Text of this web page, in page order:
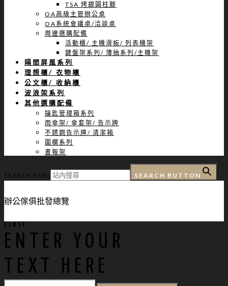
TSA 烤銀圓柱腳
OA高級主管辦公桌
OA系統會議桌/洽談桌
周邊選購配備
活動櫃/ 主機滑板/ 列表機架
鍵盤架系列/ 薄抽系列/主機架
隔間屏風系列
理想櫃/ 衣物櫃
公文櫃/ 收納櫃
波浪架系列
其他選購配備
鑰匙管理箱系列
雨傘架/ 傘套架/ 告示牌
不銹鋼告示牌/ 清潔箱
圍欄系列
書報架
SEARCH FOR: SEARCH BUTTON
辦公傢俱批發總覽
CLOSE
ENTER YOUR
TEXT HERE